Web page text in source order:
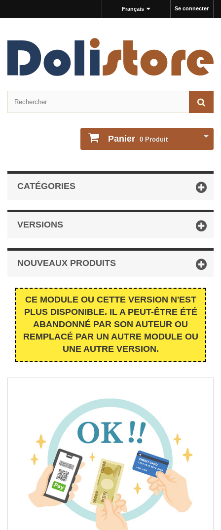
Se connecter
Français
Panier 0 Produit
CATÉGORIES
VERSIONS
NOUVEAUX PRODUITS
CE MODULE OU CETTE VERSION N'EST
PLUS DISPONIBLE. IL A PEUT-ÊTRE ÉTÉ
ABANDONNÉ PAR SON AUTEUR OU
REMPLACÉ PAR UN AUTRE MODULE OU
UNE AUTRE VERSION.